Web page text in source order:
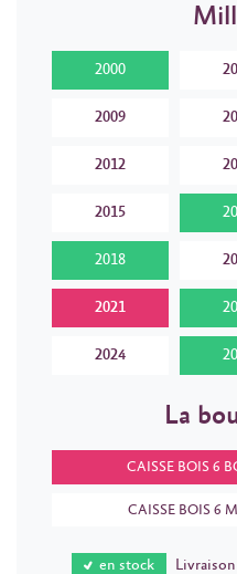
2000
2009
2012
2015
2018
2021
2024
La
CAISSE BOIS 6
CAISSE BOIS 6
en stock